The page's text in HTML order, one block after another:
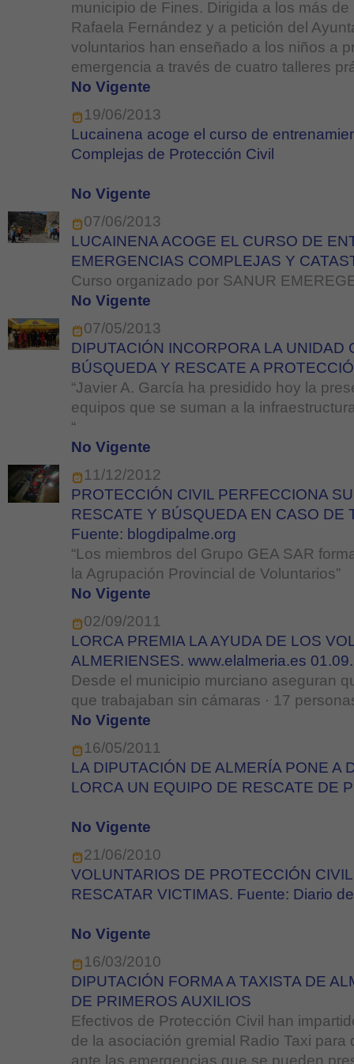
municipio de Fines. Dirigida a los más
Rafaela Fernández y a petición del
voluntarios han enseñado a los niños a
emergencia a través de cuatro talleres
No Vigente
19/06/2013
Lucainena acoge el curso de
Complejas de Protección Civil
No Vigente
07/06/2013
LUCAINENA ACOGE EL CURSO DE
EMERGENCIAS COMPLEJAS Y
Curso organizado por SANUR
No Vigente
07/05/2013
DIPUTACIÓN INCORPORA LA UNIDAD
BÚSQUEDA Y RESCATE A
“Javier A. García ha presidido hoy la
equipos que se suman a la
“
No Vigente
11/12/2012
PROTECCIÓN CIVIL PERFECCIONA
RESCATE Y BÚSQUEDA EN CASO DE
Fuente: blogdipalme.org
“Los miembros del Grupo GEA SAR
la Agrupación Provincial de Voluntarios”
No Vigente
02/09/2011
LORCA PREMIA LA AYUDA DE LOS
ALMERIENSES. www.elalmeria.es
Desde el municipio murciano aseguran
que trabajaban sin cámaras · 17
No Vigente
16/05/2011
LA DIPUTACIÓN DE ALMERÍA PONE A
LORCA UN EQUIPO DE RESCATE DE
No Vigente
21/06/2010
VOLUNTARIOS DE PROTECCIÓN
RESCATAR VICTIMAS. Fuente: Diario
No Vigente
16/03/2010
DIPUTACIÓN FORMA A TAXISTA DE
DE PRIMEROS AUXILIOS
Efectivos de Protección Civil han
de la asociación gremial Radio Taxi para
ante las emergencias que se pueden